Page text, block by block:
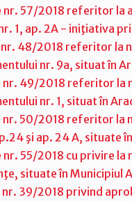
57/2018 referitor la
1, ap. 2A - iniţiativa
48/2018 referitor la
nr. 9a, situat în
49/2018 referitor la
nr. 1, situat în
50/2018 referitor la
şi ap. 24 A,
55/2018 cu privire
situate în Municipiul
39/2018 privind